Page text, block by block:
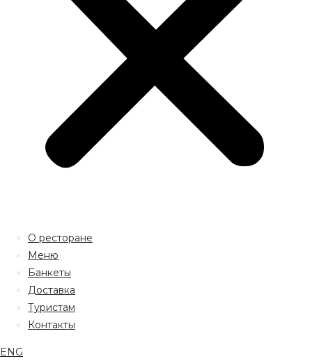
О ресторане
Меню
Банкеты
Доставка
Туристам
Контакты
ENG